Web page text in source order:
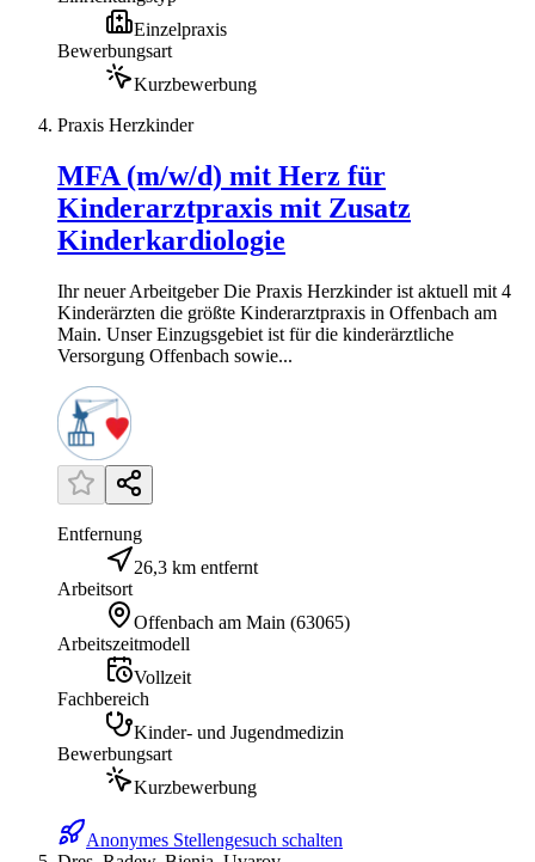
Einzelpraxis
Bewerbungsart
Kurzbewerbung
Praxis Herzkinder
MFA (m/w/d) mit Herz für
Kinderarztpraxis mit Zusatz
Kinderkardiologie
Ihr neuer Arbeitgeber Die Praxis Herzkinder ist aktuell mit 4
Kinderärzten die größte Kinderarztpraxis in Offenbach am
Main. Unser Einzugsgebiet ist für die kinderärztliche
Versorgung Offenbach sowie...
Entfernung
26,3 km entfernt
Arbeitsort
Offenbach am Main (63065)
Arbeitszeitmodell
Vollzeit
Fachbereich
Kinder- und Jugendmedizin
Bewerbungsart
Kurzbewerbung
Anonymes Stellengesuch schalten